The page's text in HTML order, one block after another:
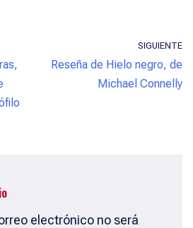
SIGUIENTE
Reseña de Hielo negro, de
Michael Connelly
electrónico no será